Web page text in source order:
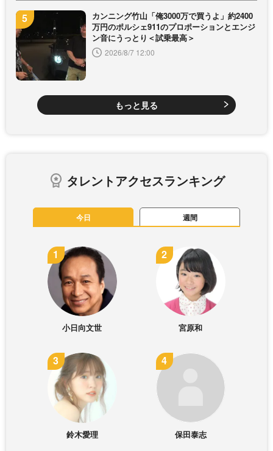
カンニング竹山「俺3000万で買うよ」約2400
万円のポルシェ911のプロポーションとエンジ
ン音にうっとり＜試乗最高＞
2026/8/7 12:00
もっと見る
タレントアクセスランキング
今日 週間
小日向文世 宮原和
鈴木愛理 保田泰志